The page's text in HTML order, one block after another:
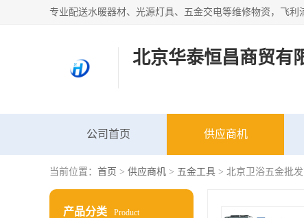
北京华泰恒昌商贸有
公司首页 供应商机
当前位置： 首页 > 供应商机 > 五金工具 > 北京卫浴五金批
产品分类 Product